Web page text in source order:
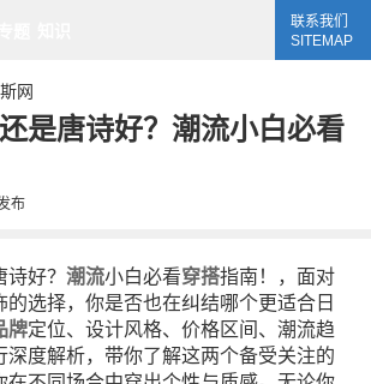
联系我们
SITEMAP
网
是唐诗好？潮流小白必看
布
好？ 潮流小白必看穿搭指南！，面对
的选择，你是否也在纠结哪个更适合日
牌定位、设计风格、价格区间、潮流趋
深度解析，带你了解这两个备受关注的